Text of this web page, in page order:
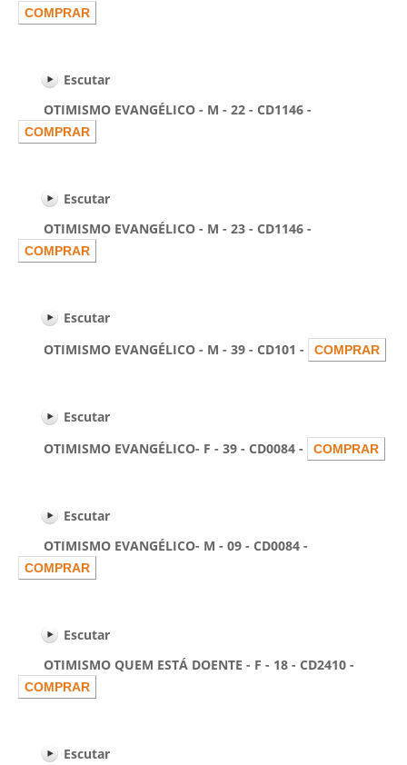
Escutar
OTIMISMO EVANGÉLICO - M - 22 - CD1146 -
Escutar
OTIMISMO EVANGÉLICO - M - 23 - CD1146 -
Escutar
OTIMISMO EVANGÉLICO - M - 39 - CD101 -
Escutar
OTIMISMO EVANGÉLICO- F - 39 - CD0084 -
Escutar
OTIMISMO EVANGÉLICO- M - 09 - CD0084 -
Escutar
OTIMISMO QUEM ESTÁ DOENTE - F - 18 - CD2410 -
Escutar